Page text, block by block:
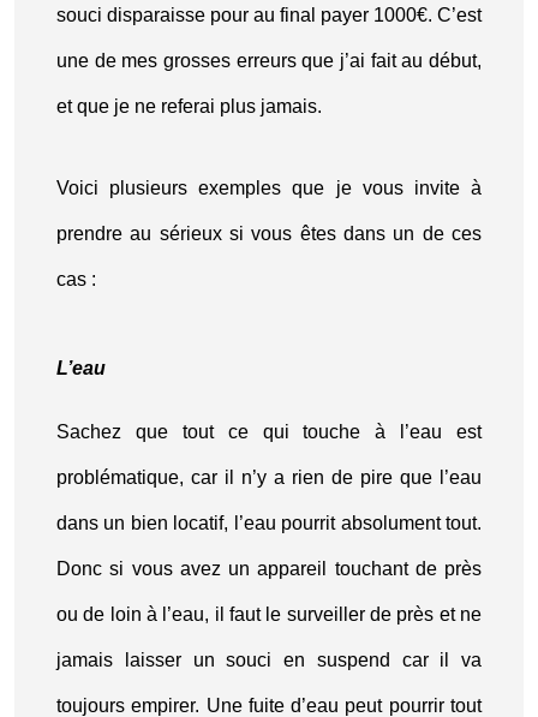
souci disparaisse pour au final payer 1000€. C’est
une de mes grosses erreurs que j’ai fait au début,
et que je ne referai plus jamais.
Voici plusieurs exemples que je vous invite à
prendre au sérieux si vous êtes dans un de ces
cas :
L’eau
Sachez que tout ce qui touche à l’eau est
problématique, car il n’y a rien de pire que l’eau
dans un bien locatif, l’eau pourrit absolument tout.
Donc si vous avez un appareil touchant de près
ou de loin à l’eau, il faut le surveiller de près et ne
jamais laisser un souci en suspend car il va
toujours empirer. Une fuite d’eau peut pourrir tout